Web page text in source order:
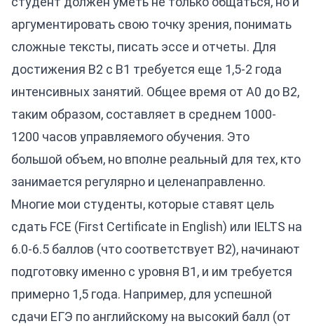
аргументировать свою точку зрения, понимать
сложные тексты, писать эссе и отчеты. Для
достижения B2 с B1 требуется еще 1,5-2 года
интенсивных занятий. Общее время от A0 до B2,
таким образом, составляет в среднем 1000-
1200 часов управляемого обучения. Это
большой объем, но вполне реальный для тех, кто
занимается регулярно и целенаправленно.
Многие мои студенты, которые ставят цель
сдать FCE (First Certificate in English) или IELTS на
6.0-6.5 баллов (что соответствует B2), начинают
подготовку именно с уровня B1, и им требуется
примерно 1,5 года. Например, для успешной
сдачи ЕГЭ по английскому на высокий балл (от